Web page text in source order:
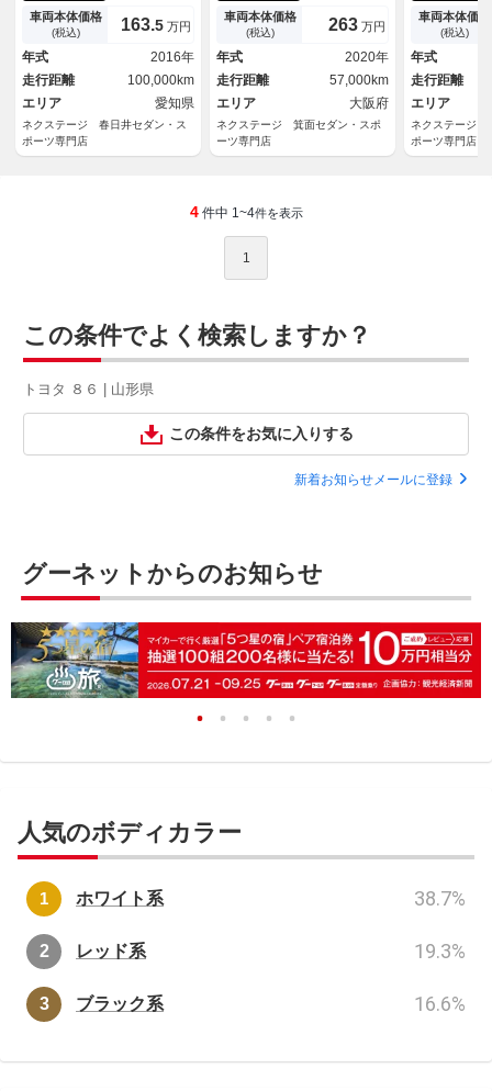
ＥＤヘッドライト 純正１７イ
ンチアルミ アルカンターラコ
ンビシート シートヒーター
クルーズコントロール 禁煙車
車両本体価格
(税込) 163.5 万円
年式
2016年
走行距離
100,000km
エリア
愛知県
ネクステージ 春日井セダン・ス
ポーツ専門店
オ バックカメラ ｂｒｅｍｂ
ｏ製レッドブレーキキャリパ
ー 純正１７インチＡＷ ＬＥ
Ｄヘッド ハーフレザー シー
トヒーター スマートキー
車両本体価格
(税込) 263 万円
年式
2020年
走行距離
57,000km
エリア
大阪府
ネクステージ 箕面セダン・スポ
ーツ専門店
ー） 大型リ
ーナー 禁煙
ビ バックカ
ｏキャリパ
シートヒータ
車両本体価格
(税込)
年式
走行距離
エリア
ネクステージ
ポーツ専門店
4 件中 1~4件を表示
1
この条件でよく検索しますか？
トヨタ ８６ | 山形県
この条件をお気に入りする
新着お知らせメールに登録
グーネットからのお知らせ
人気のボディカラー
ホワイト系 38.7%
レッド系 19.3%
ブラック系 16.6%